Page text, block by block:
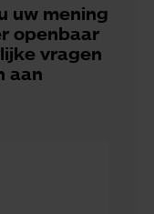
uw mening
openbaar
vragen
aan